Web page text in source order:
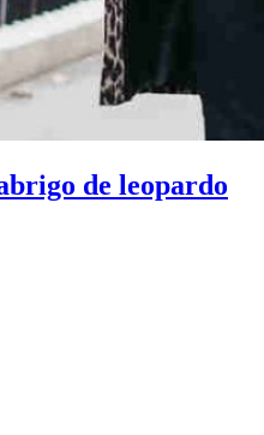
de leopardo